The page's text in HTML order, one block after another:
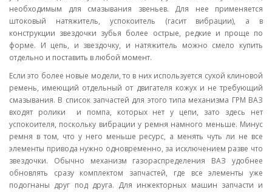
необходимым для смазывания звеньев. Для нее применяется
штоковый натяжитель, успокоитель (гасит вибрации), а в
конструкции звездочки зубья более острые, редкие и проще по
форме. И цепь, и звездочку, и натяжитель можно смело купить
отдельно и поставить в любой момент.
Если это более новые модели, то в них используется сухой клиновой
ремень, имеющий отдельный от двигателя кожух и не требующий
смазывания. В список запчастей для этого типа механизма ГРМ ВАЗ
входят ролики и помпа, которых нет у цепи, зато здесь нет
успокоителя, поскольку вибрации у ремня намного меньше. Минус
ремня в том, что у него меньше ресурс, а менять чуть ли не все
элементы привода нужно одновременно, за исключением разве что
звездочки. Обычно механизм газораспределения ВАЗ удобнее
обновлять сразу комплектом запчастей, где все элементы уже
подогнаны друг под друга. Для инжекторных машин запчасти и